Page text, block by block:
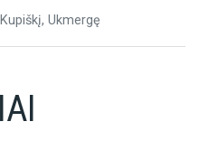
Ukmergę